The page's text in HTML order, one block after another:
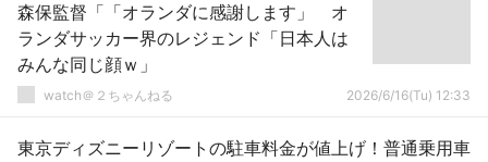
森保監督「「オランダに感謝します」 オ
ランダサッカー界のレジェンド「日本人は
みんな同じ顔ｗ」
watch＠２ちゃんねる 2026/6/16(Tu) 12:33
東京ディズニーリゾートの駐車料金が値上げ！普通乗用車